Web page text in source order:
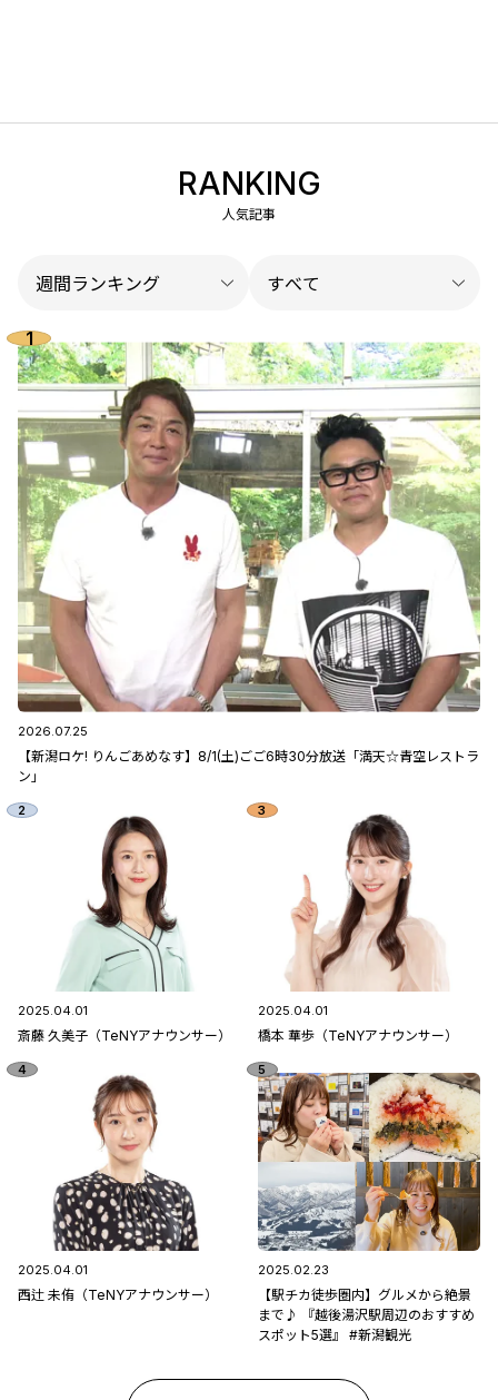
RANKING
人気記事
2026.07.25
【新潟ロケ! りんごあめなす】8/1(土)ごご6時30分放送「満天☆青空レストラ
ン」
2025.04.01
斎藤 久美子（TeNYアナウンサー）
2025.04.01
橋本 華歩（TeNYアナウンサー）
2025.04.01
西辻 未侑（TeNYアナウンサー）
2025.02.23
【駅チカ徒歩圏内】グルメから絶景
まで♪ 『越後湯沢駅周辺のおすすめ
スポット5選』 #新潟観光